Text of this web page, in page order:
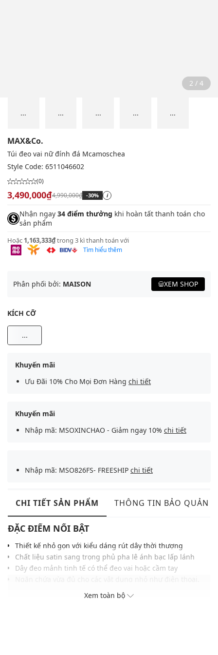
2 / 4
... ... ... ... ...
MAX&Co.
Túi đeo vai nữ đính đá Mcamoschea
Style Code: 6511046602
(0)
3,490,000₫4,990,000₫ -30% i
Nhận ngay 34 điểm thưởng khi hoàn tất thanh toán cho
sản phẩm
Hoặc 1,163,333₫trong 3 kì thanh toán với
Tìm hiểu thêm
Phân phối bởi: MAISON XEM SHOP
KÍCH CỠ
...
Khuyến mãi
Ưu Đãi 10% Cho Mọi Đơn Hàng chi tiết
Khuyến mãi
Nhập mã: MSOXINCHAO - Giảm ngay 10% chi tiết
Nhập mã: MSO826FS- FREESHIP chi tiết
CHI TIẾT SẢN PHẨM THÔNG TIN BẢO QUẢN
ĐẶC ĐIỂM NỔI BẬT
Thiết kế nhỏ gọn với kiểu dáng rút dây thời thượng
Chất liệu satin sang trọng phủ pha lê ánh bạc lấp lánh
Dây đeo mảnh tinh tế có thể đeo vai hoặc cầm tay
Kết cấu mềm mại, giữ phom nhờ phần chun nhún tinh tế
Xem toàn bộ